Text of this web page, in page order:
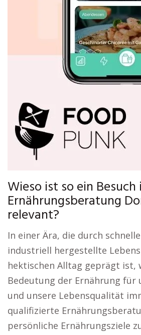
Wieso ist so ein Besuch
Ernährungsberatung
relevant?
In einer Ära, die durch
industriell hergestellte
hektischen Alltag geprägt ist,
Bedeutung der Ernährung für
und unsere Lebensqualität
qualifizierte
persönliche Ernährungsziele